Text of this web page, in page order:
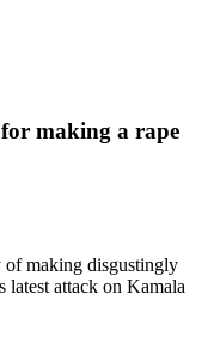
for making a rape
of making disgustingly
latest attack on Kamala